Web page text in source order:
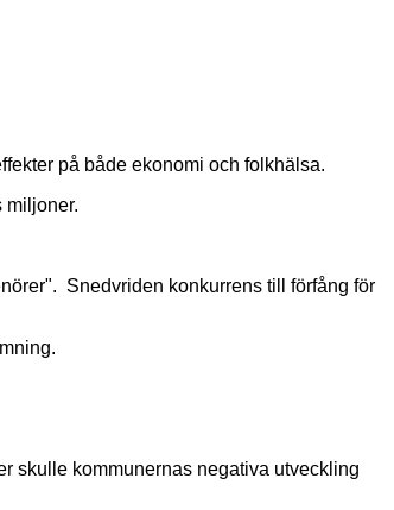
på både ekonomi och folkhälsa.
miljoner.
Snedvriden konkurrens till förfång för
skulle kommunernas negativa utveckling